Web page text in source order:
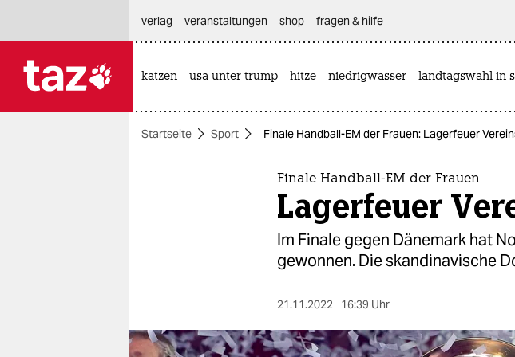
themen
verlag
veranstaltungen shop fragen & hilfe
katzen usa unter trump hitze niedrigwasser landtagswahl in
Startseite Sport Finale Handball-EM der Frauen: Lagerfeuer
Finale Handball-EM der Frauen
Lagerfeuer
Im Finale gegen Dänemark hat
gewonnen. Die skandinavische
21.11.2022 16:39 Uhr